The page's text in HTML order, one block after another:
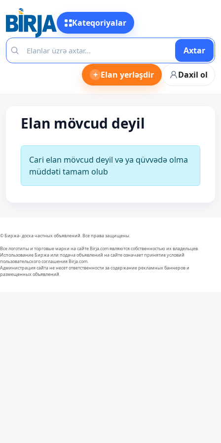
Kateqoriyalar
Axtar
+ Elan yerləşdir Daxil ol
Elan mövcud deyil
Cari elan mövcud deyil və ya qüvvədə olma
müddəti tamam olub
© Биржа- доска частных объявлений. Все права защищены.
Все логотипы и торговые марки на сайте Birja.com являются собственностью их владельцев.
Использование Биржа или подача объявлений на сайте означает принятие условий
пользовательского соглашения Birja.com.
Администрация сайта не несет ответственности за содержание рекламных баннеров и
размещенных объявлений.